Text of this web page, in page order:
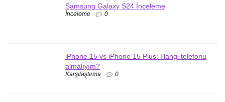
Samsung Galaxy S24 İnceleme
İnceleme 0
iPhone 15 vs iPhone 15 Plus: Hangi telefonu
almalıyım?
Karşılaştırma 0